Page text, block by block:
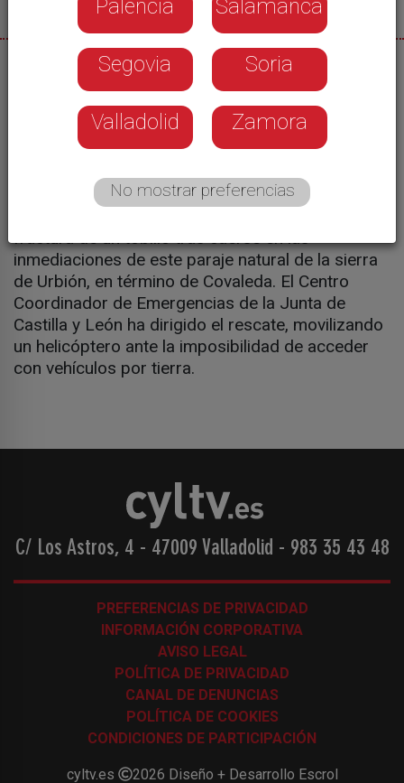
08/08/2025
Ayer por la tarde se activaba la búsqueda de un
hombre que había desaparecido en el embalse
pero que finalmente apareció vivo, algo
desorientado. Sí tuvo que ser rescatada en
Covaleda una mujer de 69 años herida en la
fractura de un tobillo tras caerse en las
inmediaciones de este paraje natural de la sierra
de Urbión, en término de Covaleda. El Centro
Coordinador de Emergencias de la Junta de
Castilla y León ha dirigido el rescate, movilizando
un helicóptero ante la imposibilidad de acceder
con vehículos por tierra.
C/ Los Astros, 4 - 47009 Valladolid - 983 35 43 48
PREFERENCIAS DE PRIVACIDAD
INFORMACIÓN CORPORATIVA
AVISO LEGAL
POLÍTICA DE PRIVACIDAD
CANAL DE DENUNCIAS
POLÍTICA DE COOKIES
CONDICIONES DE PARTICIPACIÓN
cyltv.es 2026 Diseño + Desarrollo Escrol
Palencia Salamanca
Segovia Soria
Valladolid Zamora
No mostrar preferencias